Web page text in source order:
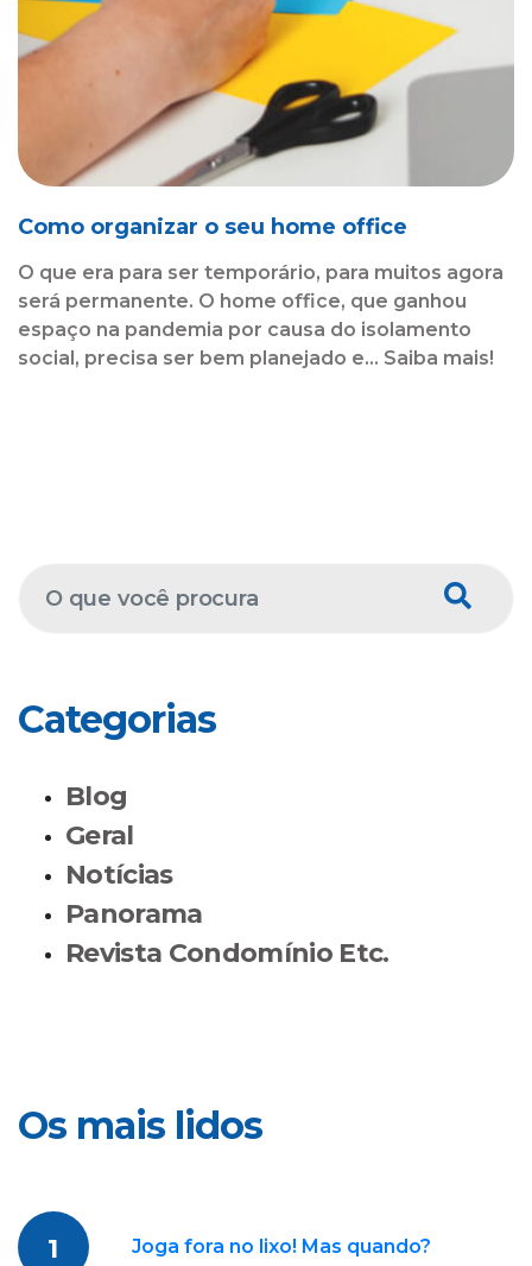
Como organizar o seu home office
O que era para ser temporário, para muitos agora
será permanente. O home office, que ganhou
espaço na pandemia por causa do isolamento
social, precisa ser bem planejado e... Saiba mais!
Categorias
Blog
Geral
Notícias
Panorama
Revista Condomínio Etc.
Os mais lidos
1 Joga fora no lixo! Mas quando?